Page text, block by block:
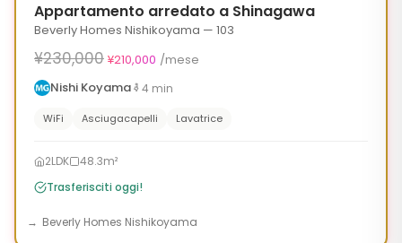
Appartamento arredato a Shinagawa
Beverly Homes Nishikoyama — 103
¥230,000 ¥210,000 /mese
Nishi Koyama
4 min
WiFi Asciugacapelli Lavatrice
2LDK
48.3m²
Trasferisciti oggi!
Beverly Homes Nishikoyama